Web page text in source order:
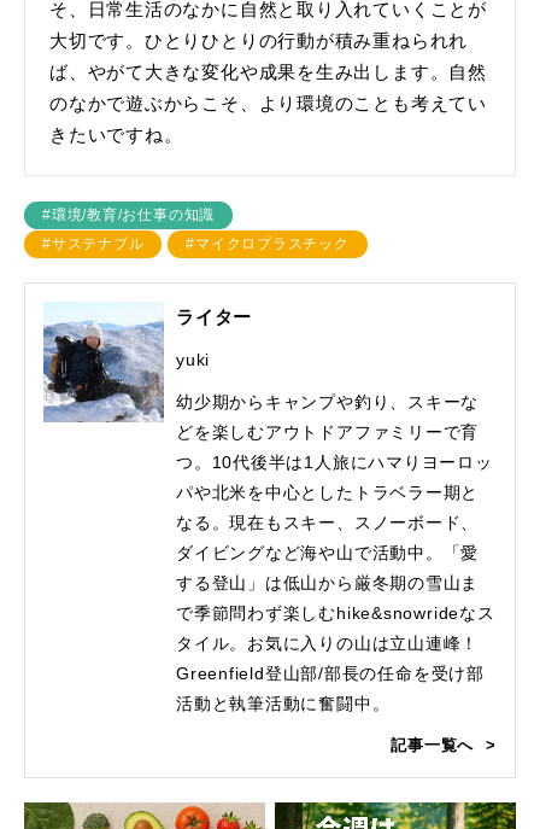
そ、日常生活のなかに自然と取り入れていくことが
大切です。ひとりひとりの行動が積み重ねられれ
ば、やがて大きな変化や成果を生み出します。自然
のなかで遊ぶからこそ、より環境のことも考えてい
きたいですね。
#環境/教育/お仕事の知識
#サステナブル
#マイクロプラスチック
ライター
yuki
幼少期からキャンプや釣り、スキーな
どを楽しむアウトドアファミリーで育
つ。10代後半は1人旅にハマりヨーロッ
パや北米を中心としたトラベラー期と
なる。現在もスキー、スノーボード、
ダイビングなど海や山で活動中。「愛
する登山」は低山から厳冬期の雪山ま
で季節問わず楽しむhike&snowrideなス
タイル。お気に入りの山は立山連峰！
Greenfield登山部/部長の任命を受け部
活動と執筆活動に奮闘中。
記事一覧へ